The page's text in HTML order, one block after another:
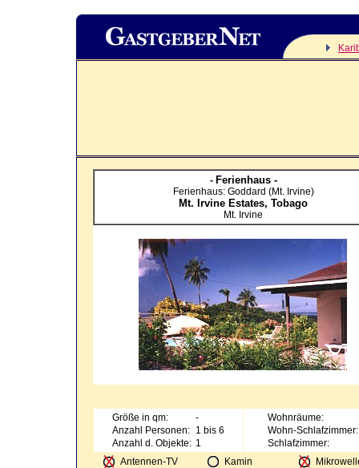
- Ferienhaus -
Ferienhaus: Goddard (Mt. Irvine)
Mt. Irvine Estates, Tobago
Mt. Irvine
Größe in qm:
-
Anzahl Personen:
1 bis 6
Anzahl d. Objekte: 1
Wohnräume:
Wohn-Schlafzimmer:
Schlafzimmer:
Antennen-TV
Kamin